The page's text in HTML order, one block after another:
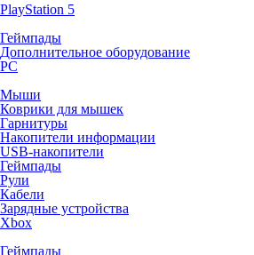
PlayStation 5
Геймпады
Дополнительное оборудование
PC
Мыши
Коврики для мышек
Гарнитуры
Накопители информации
USB-накопители
Геймпады
Рули
Кабели
Зарядные устройства
Xbox
Геймпады